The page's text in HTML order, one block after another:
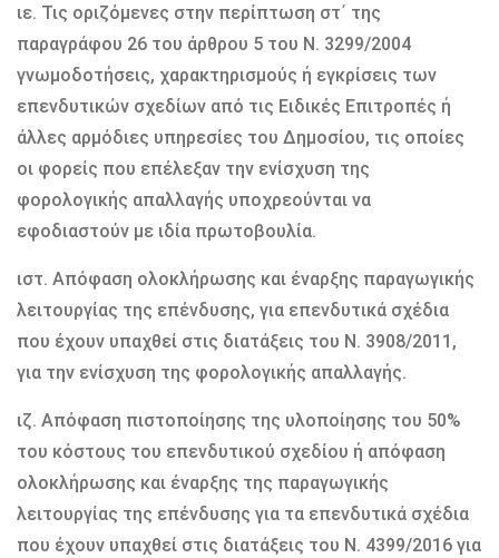
ιε. Τις οριζόμενες στην περίπτωση στ΄ της
παραγράφου 26 του άρθρου 5 του Ν. 3299/2004
γνωμοδοτήσεις, χαρακτηρισμούς ή εγκρίσεις των
επενδυτικών σχεδίων από τις Ειδικές Επιτροπές ή
άλλες αρμόδιες υπηρεσίες του Δημοσίου, τις οποίες
οι φορείς που επέλεξαν την ενίσχυση της
φορολογικής απαλλαγής υποχρεούνται να
εφοδιαστούν με ιδία πρωτοβουλία.
ιστ. Απόφαση ολοκλήρωσης και έναρξης παραγωγικής
λειτουργίας της επένδυσης, για επενδυτικά σχέδια
που έχουν υπαχθεί στις διατάξεις του Ν. 3908/2011,
για την ενίσχυση της φορολογικής απαλλαγής.
ιζ. Απόφαση πιστοποίησης της υλοποίησης του 50%
του κόστους του επενδυτικού σχεδίου ή απόφαση
ολοκλήρωσης και έναρξης της παραγωγικής
λειτουργίας της επένδυσης για τα επενδυτικά σχέδια
που έχουν υπαχθεί στις διατάξεις του Ν. 4399/2016 για